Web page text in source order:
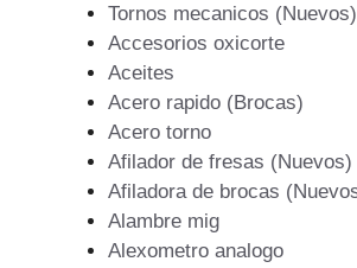
Tornos mecanicos (Nuevos)
Accesorios oxicorte
Aceites
Acero rapido (Brocas)
Acero torno
Afilador de fresas (Nuevos)
Afiladora de brocas
Alambre mig
Alexometro analogo